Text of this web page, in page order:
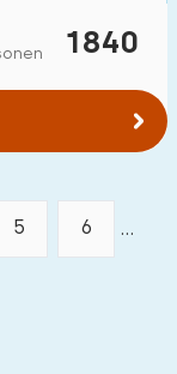
1840
5 6 ...